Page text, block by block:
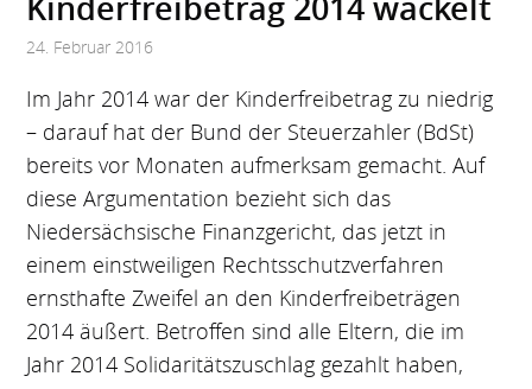
Kinderfrei­betrag 2014 wackelt
24. Februar 2016
Im Jahr 2014 war der Kinderfreibetrag zu niedrig
– darauf hat der Bund der Steuerzahler (BdSt)
bereits vor Monaten aufmerksam gemacht. Auf
diese Argumentation bezieht sich das
Niedersächsische Finanzgericht, das jetzt in
einem einstweiligen Rechtsschutzverfahren
ernsthafte Zweifel an den Kinderfreibeträgen
2014 äußert. Betroffen sind alle Eltern, die im
Jahr 2014 Solidaritätszuschlag gezahlt haben,